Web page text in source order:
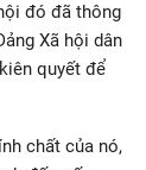
đó đã thông
Xã hội dân
quyết để
chất của nó,